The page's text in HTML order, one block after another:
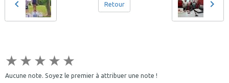
Retour
★ ★ ★ ★ ★
Aucune note. Soyez le premier à attribuer une note !